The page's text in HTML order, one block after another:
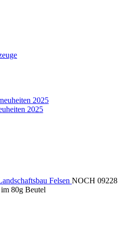
2025
2025
Felsen NOCH 09228
80g Beutel